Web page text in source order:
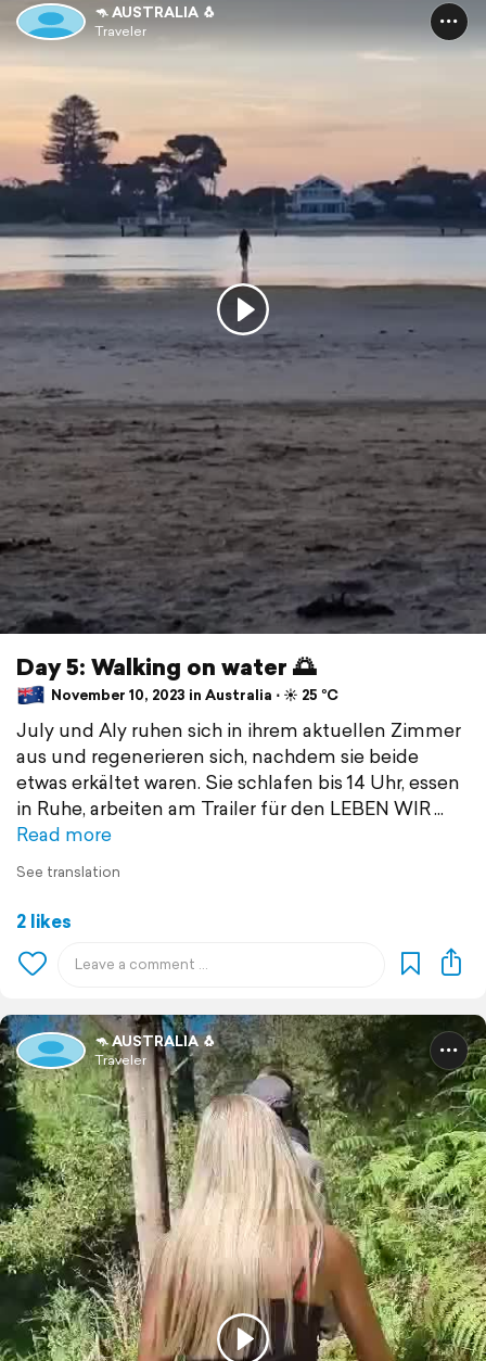
🦘 AUSTRALIA 🐧
Traveler
Day 5: Walking on water 🌅
November 10, 2023 in Australia ⋅ ☀️ 25 °C
July und Aly ruhen sich in ihrem aktuellen Zimmer
aus und regenerieren sich, nachdem sie beide
etwas erkältet waren. Sie schlafen bis 14 Uhr, essen
in Ruhe, arbeiten am Trailer für den LEBEN WIR
Read more
See translation
2 likes
🦘 AUSTRALIA 🐧
Traveler